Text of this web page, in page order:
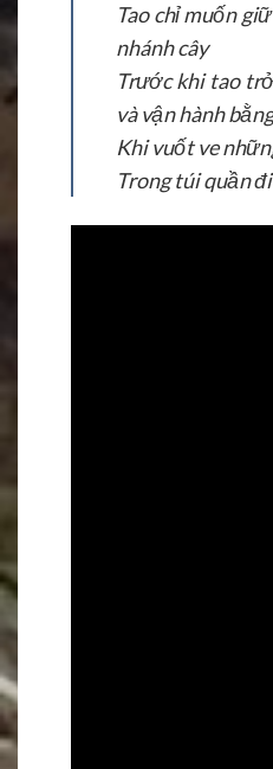
Tao chỉ muốn
nhánh cây
Trước khi tao
và vận hành
Khi vuốt ve
Trong túi quần